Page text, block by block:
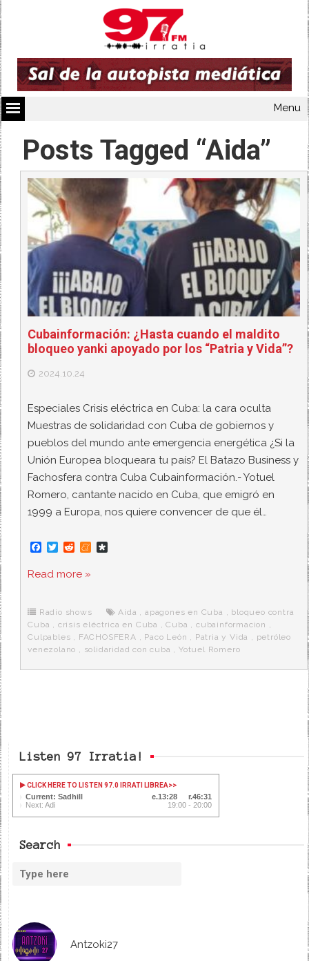
Menu
Posts Tagged “Aida”
Cubainformación: ¿Hasta cuando el maldito
bloqueo yanki apoyado por los “Patria y Vida”?
2024.10.24
Especiales Crisis eléctrica en Cuba: la cara oculta
Muestras de solidaridad con Cuba de gobiernos y
pueblos del mundo ante emergencia energética ¿Si la
Unión Europea bloqueara tu país? El Batazo Business y
Fachosfera contra Cuba Cubainformación.- Yotuel
Romero, cantante nacido en Cuba, que emigró en
1999 a Europa, nos quiere convencer de que él…
F
c
e
o
k
T
i
t
r
R
d
d
M
e
r
a
Read more »
Radio shows Aida , apagones en Cuba , bloqueo contra
Cuba , crisis eléctrica en Cuba ,Cuba ,cubainformacion ,
Culpables , FACHOSFERA , Paco León , Patria y Vida , petróleo
venezolano , solidaridad con cuba ,Yotuel Romero
Listen 97 Irratia!
CLICK HERE TO LISTEN 97.0 IRRATI LIBREA>>
Current: Sadhill 13:28
46:31
Next: Adi
19:00 - 20:00
Search
Antzoki27